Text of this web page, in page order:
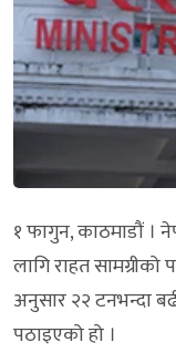
१ फागुन, काठमाडौं ।
लागि राहत सामग्रीको
अनुसार २२ टनभन्दा
पठाइएको हो ।